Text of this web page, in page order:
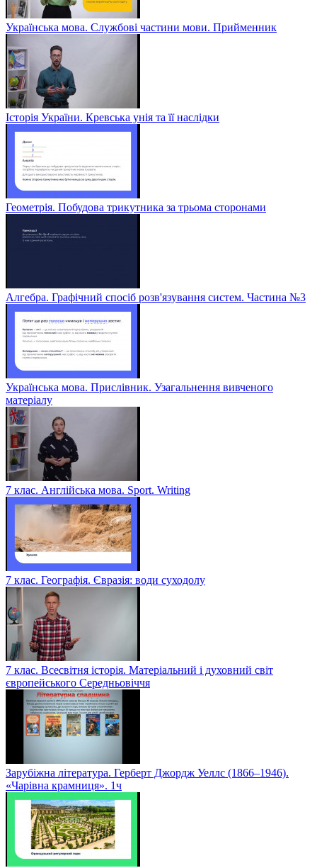
Українська мова. Службові частини мови. Прийменник
Історія України. Кревська унія та її наслідки
Геометрія. Побудова трикутника за трьома сторонами
Алгебра. Графічний спосіб розв'язування систем. Частина №3
Українська мова. Прислівник. Узагальнення вивченого
матеріалу
7 клас. Англійська мова. Sport. Writing
7 клас. Географія. Євразія: води суходолу
7 клас. Всесвітня історія. Матеріальний і духовний світ
європейського Середньовіччя
Зарубіжна література. Герберт Джордж Уеллс (1866–1946).
«Чарівна крамниця». 1ч